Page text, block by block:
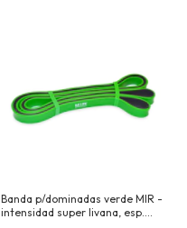
Banda p/dominadas verde MIR -
intensidad super livana, esp.